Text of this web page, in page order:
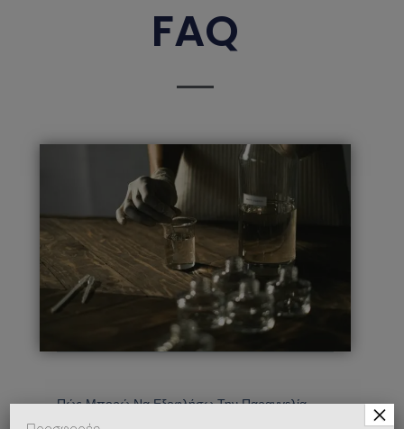
FAQ
Πώς Μπορώ Να Εξοφλήσω Την Παραγγελία ×